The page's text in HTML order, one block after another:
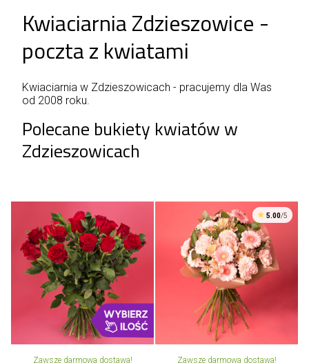
Kwiaciarnia Zdzieszowice -
poczta z kwiatami
Kwiaciarnia w Zdzieszowicach - pracujemy dla Was
od 2008 roku.
Polecane bukiety kwiatów w
Zdzieszowicach
Zawsze darmowa dostawa!
5.00/5
Zawsze darmowa dostawa!